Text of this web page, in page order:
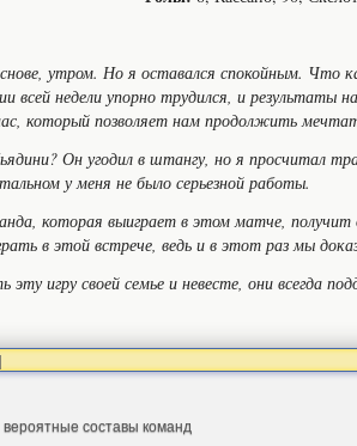
утром. Но я оставался спокойным. Что
всей недели упорно трудился, и
который позволяет нам продолжить
Он угодил в штангу, но я просчитал
у меня не было серьезной работы.
которая выиграет в этом матче,
в этой встрече, ведь и в этот раз мы
игру своей семье и невесте, они всегда
|
составы команд